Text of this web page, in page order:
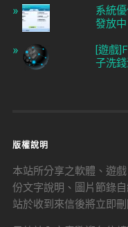
系統
發放中
[遊戲
子洗
版權說明
本站所分享之軟體、遊
份文字說明、圖片節錄
站於收到來信後將立即